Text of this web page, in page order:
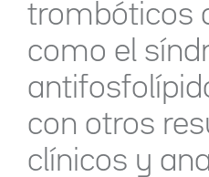
trombóticos
como el
con otros
clínicos y